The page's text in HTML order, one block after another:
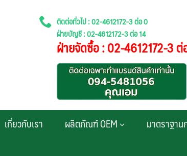
ติดต่อทั่วไป : 02-4612172-3 ต่อ 0
ฝ่ายบัญชี : 02-4612172-3 ต่อ 14
ฝ่ายจัดซื้อ : 02-4612172-3 ต่
เกี่ยวกับเรา ผลิตภัณฑ์ OEM มาตราฐา